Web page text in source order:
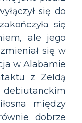
się do
się
ale jego
się w
w Alabamie
z Zeldą
między
dobrze